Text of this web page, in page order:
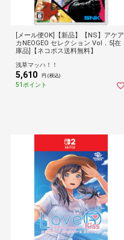
[メール便OK]【新品】【NS】アケア
カNEOGEO セレクション Vol．5[在
庫品]【ネコポス送料無料】
浅草マッハ！！
5,610 円 (税込)
51ポイント